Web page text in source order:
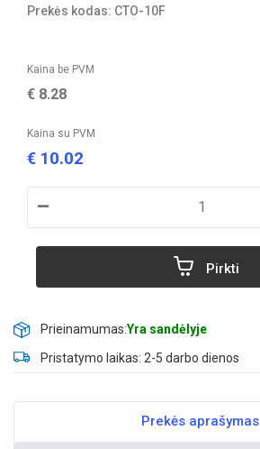
Prekės kodas: CTO-10F
Kaina be PVM
€ 8.28
Kaina su PVM
€ 10.02
–
Pirkti
Prieinamumas:Yra sandėlyje
Pristatymo laikas: 2-5 darbo dienos
Prekės aprašymas